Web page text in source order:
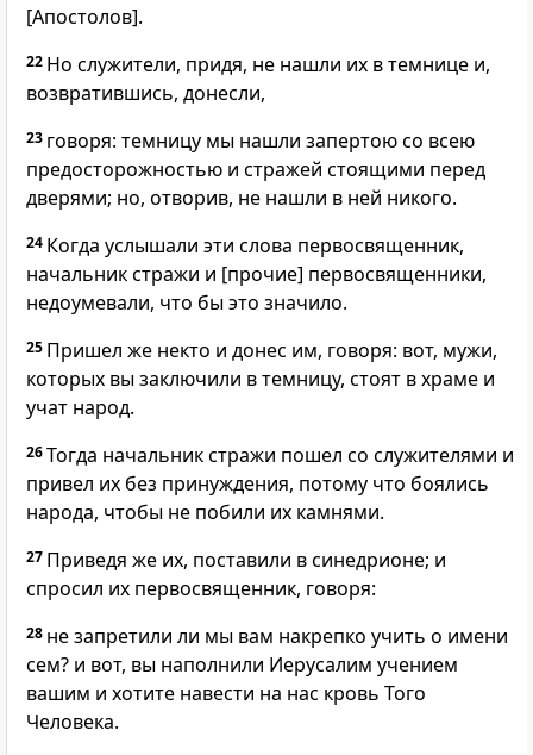
[Апостолов].
22 Но служители, придя, не нашли их в темнице и,
возвратившись, донесли,
23 говоря: темницу мы нашли запертою со всею
предосторожностью и стражей стоящими перед
дверями; но, отворив, не нашли в ней никого.
24 Когда услышали эти слова первосвященник,
начальник стражи и [прочие] первосвященники,
недоумевали, что бы это значило.
25 Пришел же некто и донес им, говоря: вот, мужи,
которых вы заключили в темницу, стоят в храме и
учат народ.
26Тогда начальник стражи пошел со служителями и
привел их без принуждения, потому что боялись
народа, чтобы не побили их камнями.
27 Приведя же их, поставили в синедрионе; и
спросил их первосвященник, говоря:
28 не запретили ли мы вам накрепко учить о имени
сем? и вот, вы наполнили Иерусалим учением
вашим и хотите навести на нас кровь Того
Человека.